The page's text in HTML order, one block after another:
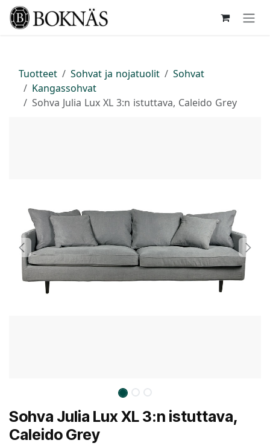
Siirry sisältöön
Tuotteet Sohvat ja nojatuolit
Sohvat
Kangassohvat
Sohva Julia Lux XL 3:n istuttava, Caleido Grey
Sohva Julia Lux XL 3:n istuttava,
Caleido Grey